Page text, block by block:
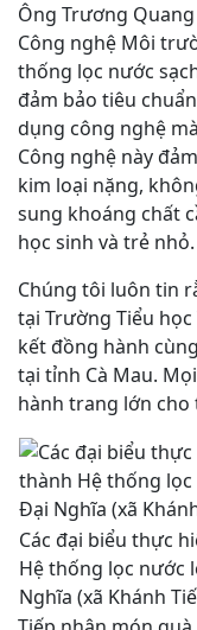
Ông Trương
Công nghệ Môi
thống lọc nước
đảm bảo tiêu
dụng công nghệ
Công nghệ này
kim loại nặng,
sung khoáng chất
học sinh và trẻ nhỏ.
Chúng tôi luôn tin
tại Trường Tiểu
kết đồng hành
tại tỉnh Cà Mau.
hành trang lớn cho
Các đại biểu thực
Hệ thống lọc nước
Nghĩa (xã Khánh